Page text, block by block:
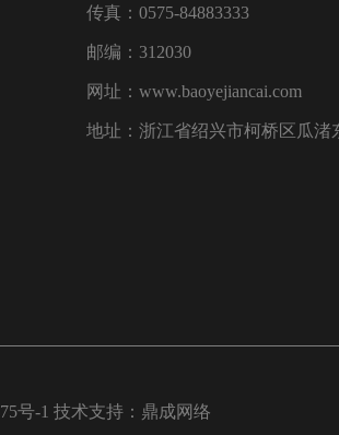
传真：0575-84883333
邮编：312030
网址：www.baoyejiancai.com
地址：浙江省绍兴市柯桥区瓜渚
号-1 技术支持： 鼎成网络